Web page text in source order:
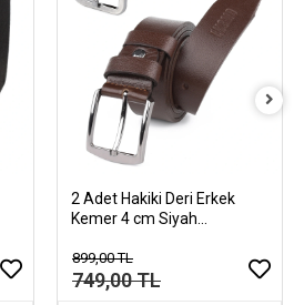
2 Adet Hakiki Deri Erkek
Kemer 4 cm Siyah
Uyumlu
899,00 TL
749,00 TL